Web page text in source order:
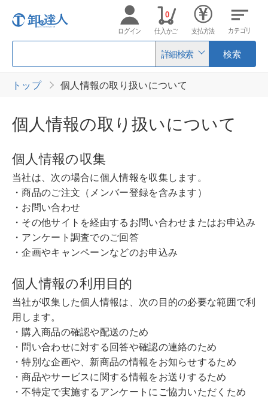
詳細検索 検索
ログイン 仕入かご
0
支払方法 カテゴリ
トップ 個人情報の取り扱いについて
個人情報の取り扱いについて
個人情報の収集
当社は、次の場合に個人情報を収集します。
・商品のご注文（メンバー登録を含みます）
・お問い合わせ
・その他サイトを経由するお問い合わせまたはお申込み
・アンケート調査でのご回答
・企画やキャンペーンなどのお申込み
個人情報の利用目的
当社が収集した個人情報は、次の目的の必要な範囲で利
用します。
・購入商品の確認や配送のため
・問い合わせに対する回答や確認の連絡のため
・特別な企画や、新商品の情報をお知らせするため
・商品やサービスに関する情報をお送りするため
・不特定で実施するアンケートにご協力いただくため